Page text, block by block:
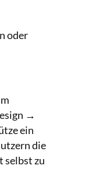
oder
→
ein
die
selbst zu